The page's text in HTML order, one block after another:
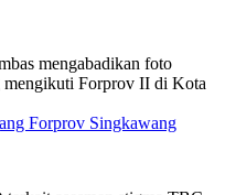
Forprov Singkawang